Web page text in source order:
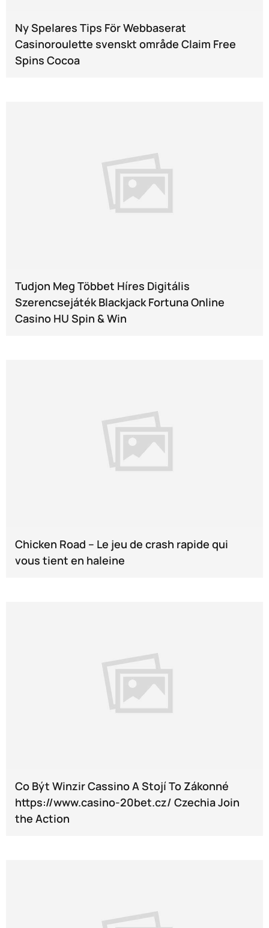
Ny Spelares Tips För Webbaserat
Casinoroulette svenskt område Claim Free
Spins Cocoa
Tudjon Meg Többet Híres Digitális
Szerencsejáték Blackjack Fortuna Online
Casino HU Spin & Win
Chicken Road – Le jeu de crash rapide qui
vous tient en haleine
Co Být Winzir Cassino A Stojí To Zákonné
https://www.casino-20bet.cz/ Czechia Join
the Action